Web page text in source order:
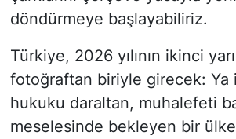
döndürmeye başlayabiliriz.
Türkiye, 2026 yılının ikinci
fotoğraftan biriyle girecek: Ya
hukuku daraltan, muhalefeti
meselesinde bekleyen bir